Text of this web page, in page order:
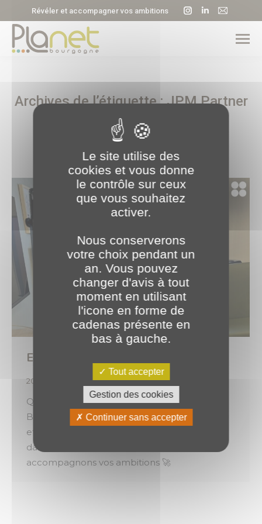
Révéler et accompagner vos ambitions
La
page
Instagram
une
nouvelle
La
page
LinkedIn
une
nouvelle
fenêtre
La
page
E-
une
Archives de l’étiquette :JPM Partner
x PLANET B
Et… action ! 🎬
2026 Évènements Paro.brotel 26 mai 2026
Quelque chose se prépare chez PLANET
Bourgogne. Un nouveau projet est en cours…
et nous avons hâte de vous en dévoiler
davantage. Restez connectés ! Révélons &
accompagnons vos ambitions 🚀
Le site utilise des
cookies et vous donne
le contrôle sur ceux
que vous souhaitez
activer.
Nous conserverons
votre choix pendant un
an. Vous pouvez
changer d'avis à tout
moment en utilisant
l'icone en forme de
cadenas présente en
bas à gauche.
Tout accepter
Gestion des cookies
Continuer sans accepter